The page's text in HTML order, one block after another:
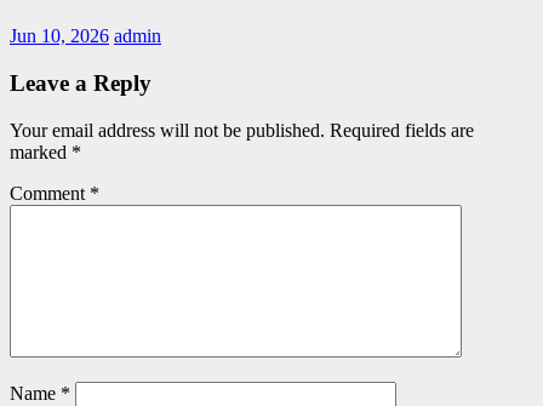
Jun 10, 2026 admin
Leave a Reply
Your email address will not be published. Required fields are
marked *
Comment *
Name *